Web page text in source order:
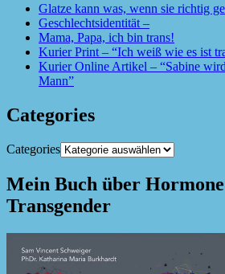
Glatze kann was, wenn sie richtig
Geschlechtsidentität –
Mama, Papa, ich bin trans!
Kurier Print – “Ich weiß wie es ist
Kurier Online Artikel – “Sabine
Mann”
Categories
Categories
Mein Buch über
Transgender